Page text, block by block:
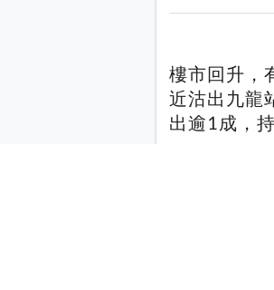
樓市回升，
近沽出九龍
出逾1成，